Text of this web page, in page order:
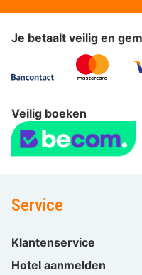
Je betaalt veilig en
Veilig boeken
Service
Klantenservice
Hotel aanmelden